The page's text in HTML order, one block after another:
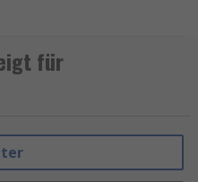
Stopp und
Sie können
werden und
das sichere
für